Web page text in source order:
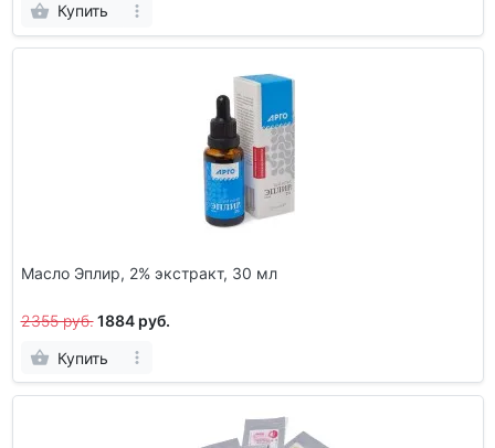
Купить
Масло Эплир, 2% экстракт, 30 мл
2355 руб. 1884 руб.
Купить